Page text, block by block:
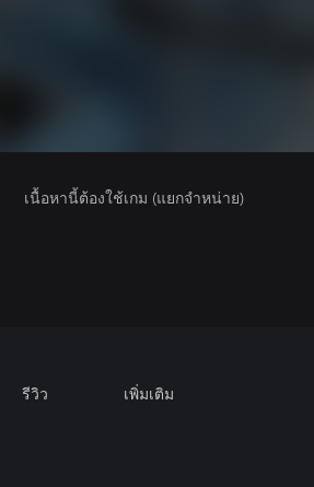
เนื้อหานี้ต้องใช้เกม (แยกจำหน่าย)
รีวิว เพิ่มเติม